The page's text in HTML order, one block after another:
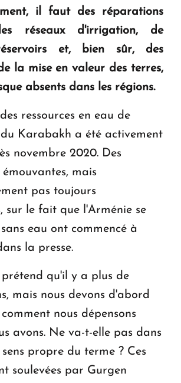
d'audace, de résilience et d'avenir
Hyatt Regency d'Arménie
il faut des réparations
réseaux d'irrigation, de
et, bien sûr, des
la mise en valeur des terres,
absents dans les régions.
ressources en eau de
Karabakh a été activement
novembre 2020. Des
mais
pas toujours
sur le fait que l'Arménie se
eau ont commencé à
la presse.
prétend qu'il y a plus de
mais nous devons d'abord
nous dépensons
avons. Ne va-t-elle pas dans
propre du terme ? Ces
soulevées par Gurgen